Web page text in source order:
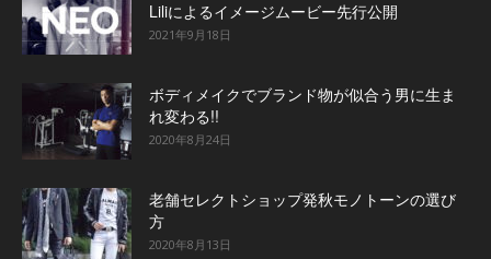
Liliによるイメージムービー先行公開
2021年9月18日
ボディメイクでブランド物が似合う男に生ま
れ変わる!!
2020年8月24日
老舗セレクトショップ発秋モノトーンの選び
方
2020年8月13日